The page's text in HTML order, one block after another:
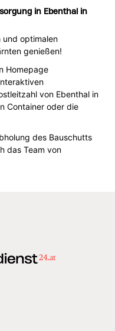
in Ebenthal in
und optimalen
genießen!
Homepage
von Ebenthal in
Container oder die
des Bauschutts
das Team von